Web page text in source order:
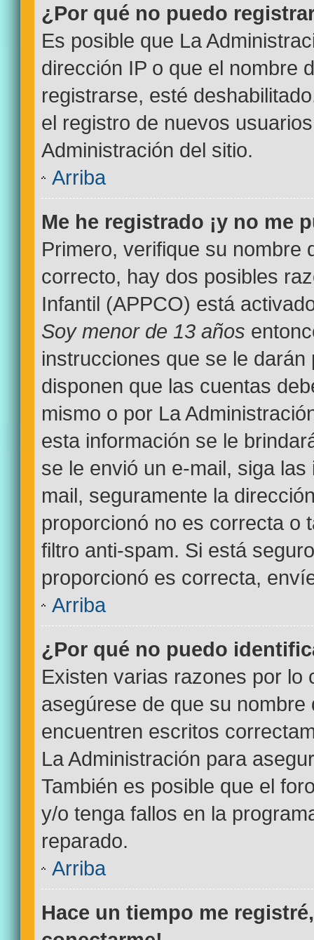
¿Por qué no puedo
Es posible que La
dirección IP o que el nombre
registrarse, esté
el registro de nuevos
Administración del sitio.
Arriba
Me he registrado ¡y no me
Primero, verifique su nombre
correcto, hay dos posibles
Infantil (APPCO) está
Soy menor de 13 años
instrucciones que se le
disponen que las cuentas
mismo o por La
esta información se le
se le envió un e-mail, siga
mail, seguramente la
proporcionó no es correcta o
filtro anti-spam. Si está
proporcionó es correcta,
Arriba
¿Por qué no puedo
Existen varias razones por lo
asegúrese de que su
encuentren escritos
La Administración para
También es posible que el
y/o tenga fallos en la
reparado.
Arriba
Hace un tiempo me